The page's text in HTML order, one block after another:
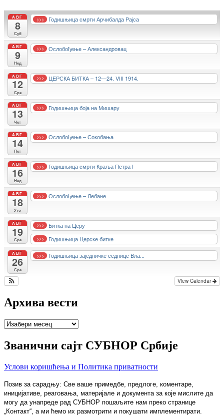
АВГ
8
Суб
>>> Годишњица смрти Арчибалда Рајса
АВГ
9
Нед
>>> Ослобођење – Александровац
АВГ
12
Сре
>>> ЦЕРСКА БИТКА – 12—24. VIII 1914.
АВГ
13
Чет
>>> Годишњица боја на Мишару
АВГ
14
Пет
>>> Ослобођење – Сокобања
АВГ
16
Нед
>>> Годишњица смрти Краља Петра I
АВГ
18
Уто
>>> Ослобођење – Лебане
АВГ
19
Сре
>>> Битка на Церу
>>> Годишњица Церске битке
АВГ
26
Сре
>>> Годишњица заједничке седнице Вла...
View Calendar
Архива вести
Архива
Званични сајт СУБНОР Србије
Услови коришћења и Политика приватности
Позив за сарадњу: Све ваше примедбе, предлоге, коментаре,
иницијативе, реаговања, материјале и документа за које мислите да
могу да унапреде рад СУБНОР пошаљите нам преко странице
„Контакт“, а ми ћемо их размотрити и покушати имплементирати.